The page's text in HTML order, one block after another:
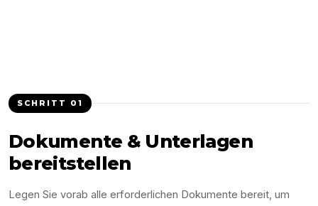
SCHRITT 01
Dokumente & Unterlagen
bereitstellen
Legen Sie vorab alle erforderlichen Dokumente bereit, um